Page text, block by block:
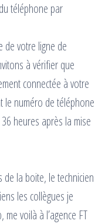
téléphone par
de votre ligne de
à vérifier que
connectée à votre
le numéro de téléphone
heures après la mise
de la boite, le technicien
les collègues je
voilà à l’agence FT